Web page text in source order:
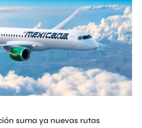
suma ya nuevas rutas